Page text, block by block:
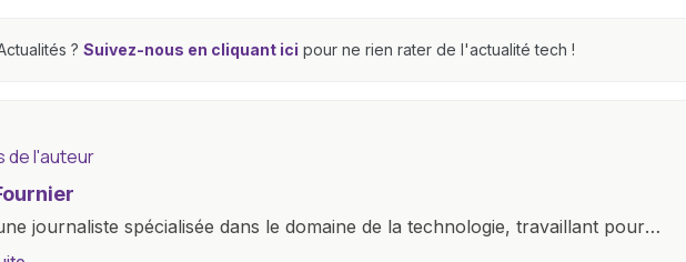
? Suivez-nous en cliquant ici pour ne rien rater de l'actualité tech !
de l'auteur
journaliste spécialisée dans le domaine de la technologie, travaillant pour
de premier plan. Mon expertise couvre une large gamme de gadgets